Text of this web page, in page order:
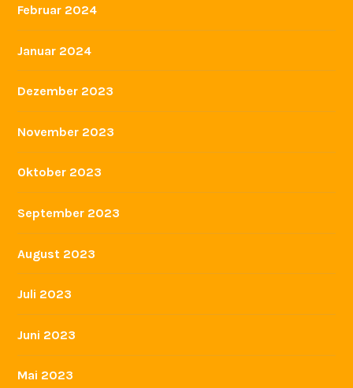
Februar 2024
Januar 2024
Dezember 2023
November 2023
Oktober 2023
September 2023
August 2023
Juli 2023
Juni 2023
Mai 2023